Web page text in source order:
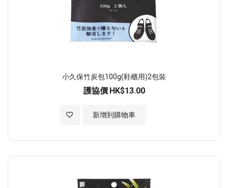
小久保竹炭包100g(鞋櫃用)2包裝
護協價 HK$13.00
新增到購物車
加入至願望清單